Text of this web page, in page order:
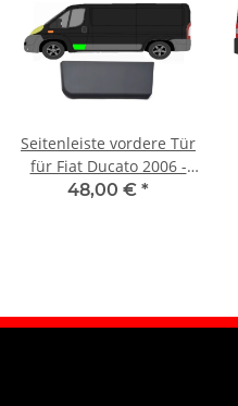
Seitenleiste vordere Tür
für Fiat Ducato 2006 -
2014 links
48,00 € *